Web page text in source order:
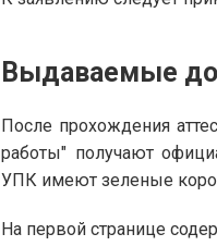
Выдаваемые
После прохождения
работы" получают
УПК имеют зеленые
На первой странице